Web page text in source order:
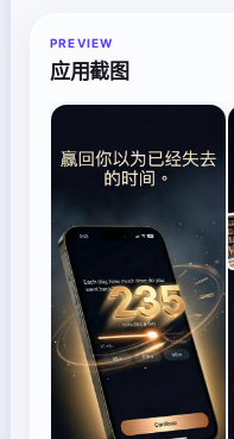
PREVIEW
应用截图